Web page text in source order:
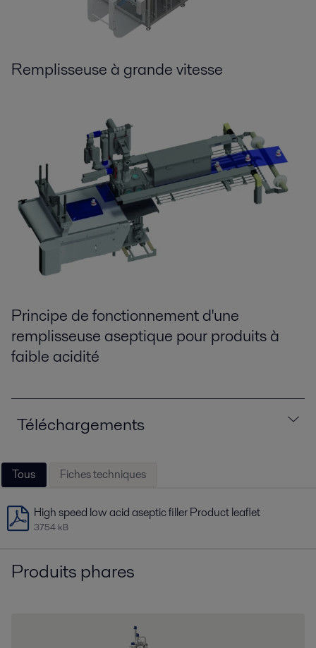
Remplisseuse à grande vitesse
Principe de fonctionnement d'une
remplisseuse aseptique pour produits à
faible acidité
Téléchargements
Tous Fiches techniques
High speed low acid aseptic filler Product leaflet
3754 kB
Produits phares